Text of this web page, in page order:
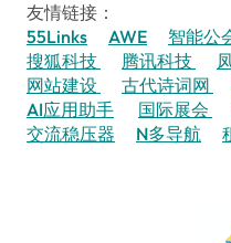
友情链接：
55Links
AWE 智能公
搜狐科技
腾讯科技
网站建设
古代诗词网
AI应用助手
国际展会
交流稳压器
N多导航